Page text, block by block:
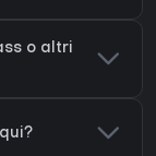
o altri